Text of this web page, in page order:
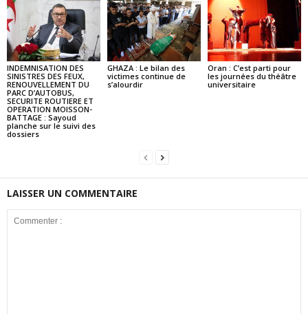
INDEMNISATION DES
SINISTRES DES FEUX,
RENOUVELLEMENT DU
PARC D’AUTOBUS,
SECURITE ROUTIERE ET
OPERATION MOISSON-
BATTAGE : Sayoud
planche sur le suivi des
dossiers
GHAZA : Le bilan des
victimes continue de
s’alourdir
Oran : C’est parti pour
les journées du théâtre
universitaire
LAISSER UN COMMENTAIRE